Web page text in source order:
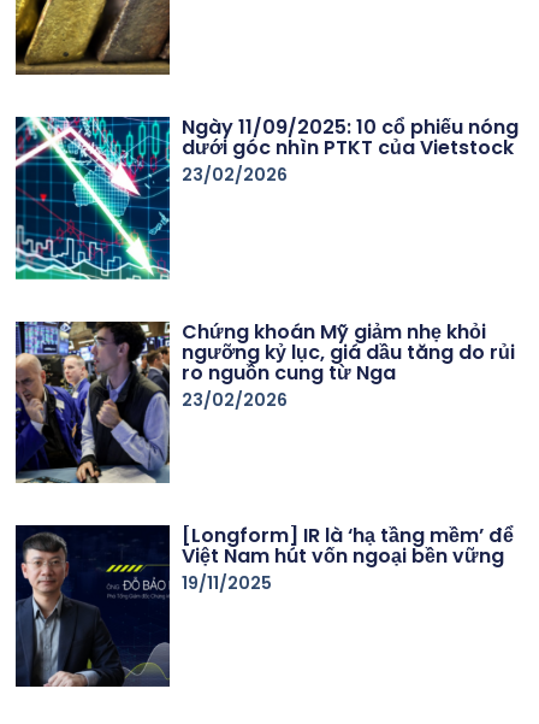
Ngày 11/09/2025: 10 cổ phiếu nóng
dưới góc nhìn PTKT của Vietstock
23/02/2026
Chứng khoán Mỹ giảm nhẹ khỏi
ngưỡng kỷ lục, giá dầu tăng do rủi
ro nguồn cung từ Nga
23/02/2026
[Longform] IR là ‘hạ tầng mềm’ để
Việt Nam hút vốn ngoại bền vững
19/11/2025